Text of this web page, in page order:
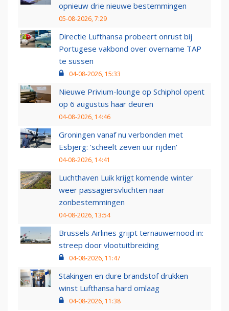
opnieuw drie nieuwe bestemmingen
05-08-2026, 7:29
Directie Lufthansa probeert onrust bij
Portugese vakbond over overname TAP
te sussen
04-08-2026, 15:33
Nieuwe Privium-lounge op Schiphol opent
op 6 augustus haar deuren
04-08-2026, 14:46
Groningen vanaf nu verbonden met
Esbjerg: 'scheelt zeven uur rijden'
04-08-2026, 14:41
Luchthaven Luik krijgt komende winter
weer passagiersvluchten naar
zonbestemmingen
04-08-2026, 13:54
Brussels Airlines grijpt ternauwernood in:
streep door vlootuitbreiding
04-08-2026, 11:47
Stakingen en dure brandstof drukken
winst Lufthansa hard omlaag
04-08-2026, 11:38